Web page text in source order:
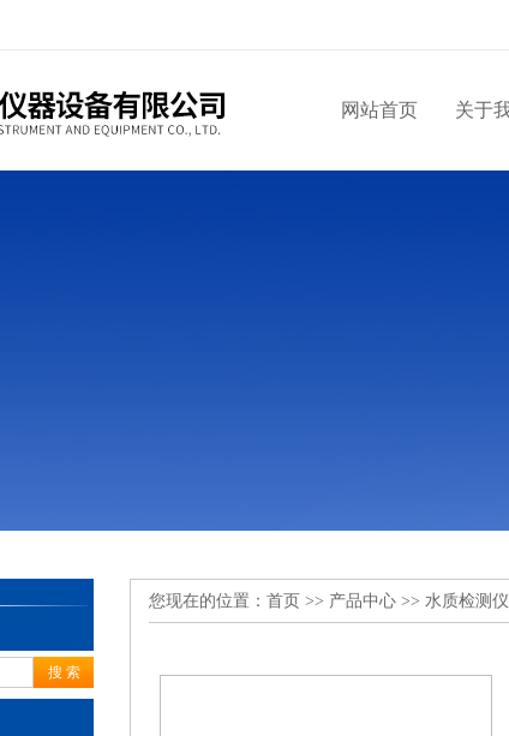
网站首页 关于
您现在的位置： 首页 >> 产品中心 >> 水质检测